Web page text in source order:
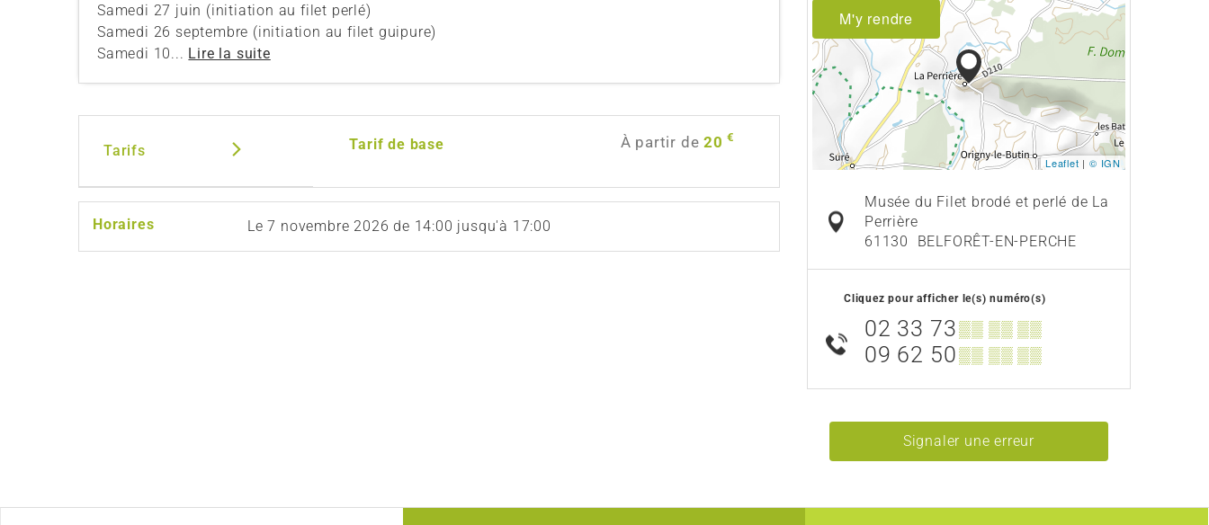
Samedi 27 juin (initiation au filet perlé)
Samedi 26 septembre (initiation au filet guipure)
Samedi 10... Lire la suite
Tarifs Tarif de base À partir de20 €
Horaires Le 7 novembre 2026 de 14:00 jusqu'à 17:00
M'y rendre
Leaflet | © IGN
Musée du Filet brodé et perlé de La
Perrière
61130
BELFORÊT-EN-PERCHE
Cliquez pour afficher le(s) numéro(s)
02 33 73 ▒▒ ▒▒ ▒▒
09 62 50 ▒▒ ▒▒ ▒▒
Signaler une erreur